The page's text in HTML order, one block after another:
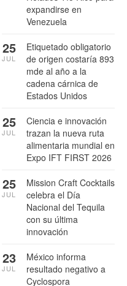
expandirse en
Venezuela
Etiquetado obligatorio
de origen costaría 893
mde al año a la
cadena cárnica de
Estados Unidos
25
JUL
Ciencia e innovación
trazan la nueva ruta
alimentaria mundial en
Expo IFT FIRST 2026
25
JUL
Mission Craft Cocktails
celebra el Día
Nacional del Tequila
con su última
innovación
25
JUL
México informa
resultado negativo a
Cyclospora
23
JUL